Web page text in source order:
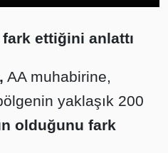
fark ettiğini anlattı
AA muhabirine,
yaklaşık 200
olduğunu fark